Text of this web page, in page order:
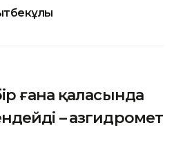
ғана қаласында
– Қазгидромет